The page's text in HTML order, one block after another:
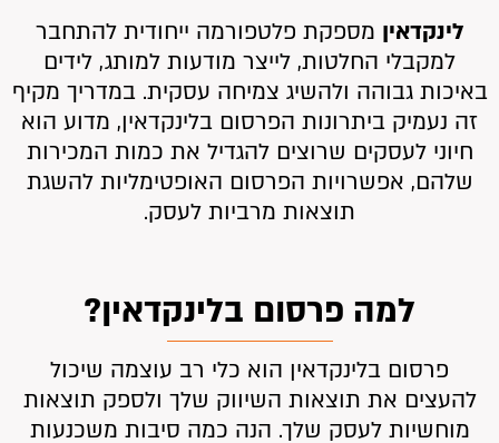
לינקדאין מספקת פלטפורמה ייחודית להתחבר
למקבלי החלטות, לייצר מודעות למותג, לידים
באיכות גבוהה ולהשיג צמיחה עסקית. במדריך מקיף
זה נעמיק ביתרונות הפרסום בלינקדאין, מדוע הוא
חיוני לעסקים שרוצים להגדיל את כמות המכירות
שלהם, אפשרויות הפרסום האופטימליות להשגת
תוצאות מרביות לעסק.
למה פרסום בלינקדאין?
פרסום בלינקדאין הוא כלי רב עוצמה שיכול
להעצים את תוצאות השיווק שלך ולספק תוצאות
מוחשיות לעסק שלך. הנה כמה סיבות משכנעות